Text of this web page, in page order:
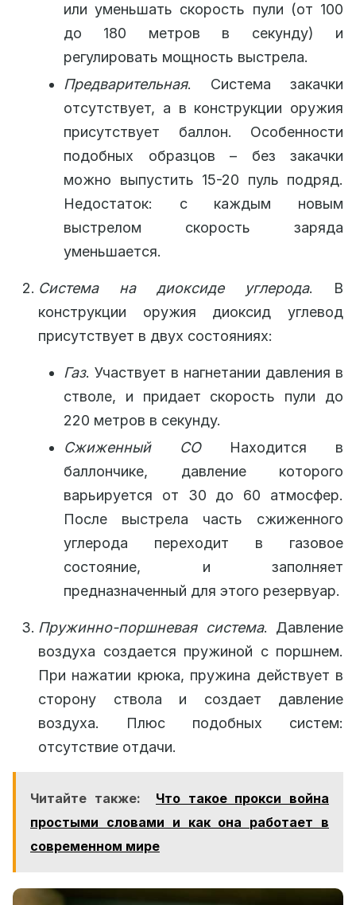
или уменьшать скорость пули (от 100
до 180 метров в секунду) и
регулировать мощность выстрела.
Предварительная. Система закачки
отсутствует, а в конструкции оружия
присутствует баллон. Особенности
подобных образцов – без закачки
можно выпустить 15-20 пуль подряд.
Недостаток: с каждым новым
выстрелом скорость заряда
уменьшается.
Система на диоксиде углерода. В
конструкции оружия диоксид углевод
присутствует в двух состояниях:
Газ. Участвует в нагнетании давления в
стволе, и придает скорость пули до
220 метров в секунду.
Сжиженный CO Находится в
баллончике, давление которого
варьируется от 30 до 60 атмосфер.
После выстрела часть сжиженного
углерода переходит в газовое
состояние, и заполняет
предназначенный для этого резервуар.
Пружинно-поршневая система. Давление
воздуха создается пружиной с поршнем.
При нажатии крюка, пружина действует в
сторону ствола и создает давление
воздуха. Плюс подобных систем:
отсутствие отдачи.
Читайте также:
Что такое прокси война
простыми словами и как она работает в
современном мире